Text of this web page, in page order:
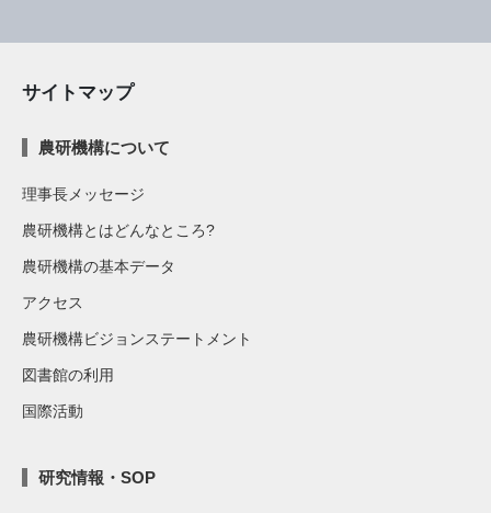
サイトマップ
農研機構について
理事長メッセージ
農研機構とはどんなところ?
農研機構の基本データ
アクセス
農研機構ビジョンステートメント
図書館の利用
国際活動
研究情報・SOP